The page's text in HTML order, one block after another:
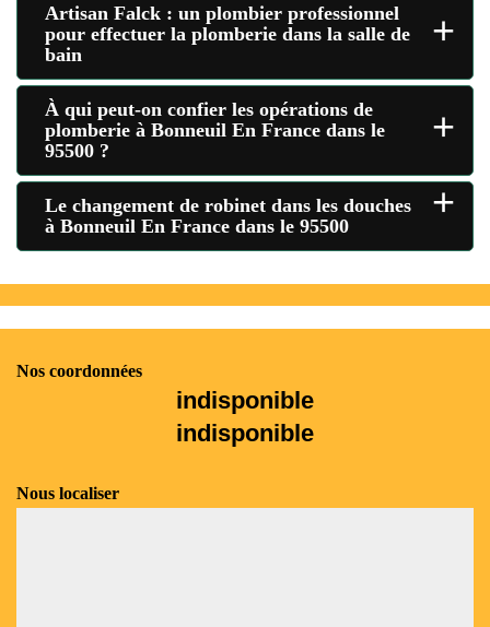
Artisan Falck : un plombier professionnel
pour effectuer la plomberie dans la salle de
bain
+
À qui peut-on confier les opérations de
plomberie à Bonneuil En France dans le
95500 ?
+
Le changement de robinet dans les douches
à Bonneuil En France dans le 95500
+
Nos coordonnées
indisponible
indisponible
Nous localiser